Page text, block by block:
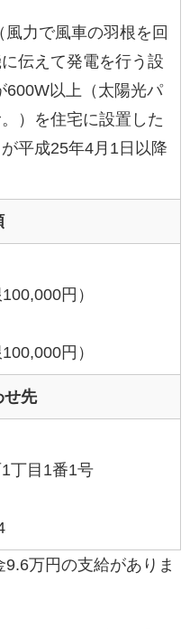
力で風車の羽根を回
伝えて発電を行う設
600W以上（太陽光パ
）を住宅に設置した
平成25年4月1日以降
円）
円）
せ先
丁目1番1号
万円の支給がありま